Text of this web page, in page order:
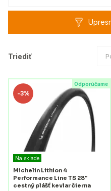
Triediť
Odporúčame
-3%
Na sklade
Michelin Lithion 4
Performance Line TS 28"
cestný plášť kevlar čierna